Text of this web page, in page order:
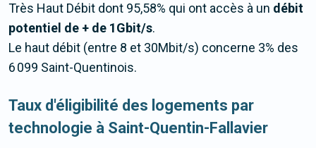
Très Haut Débit dont 95,58% qui ont accès à un débit
potentiel de + de 1Gbit/s.
Le haut débit (entre 8 et 30Mbit/s) concerne 3% des
6 099 Saint-Quentinois.
Taux d'éligibilité des logements par
technologie à Saint-Quentin-Fallavier